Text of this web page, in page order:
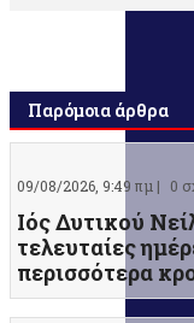
Παρόμοια άρθρα
09/08/2026, 9:49 πμ | 0
Ιός Δυτικού
τελευταίες
περισσότερα